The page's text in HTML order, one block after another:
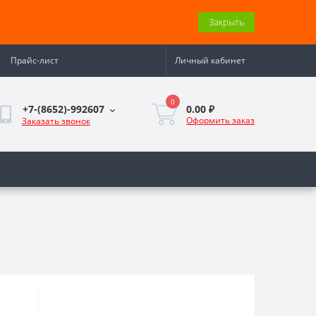
Закрыть
Прайс-лист Личный кабинет
+7-(8652)-992607
Заказать звонок
0
0.00 ₽
Оформить заказ